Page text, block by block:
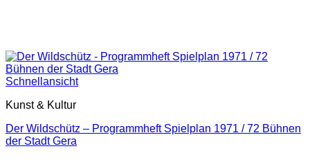
Schnellansicht
Kunst & Kultur
Der Wildschütz – Programmheft Spielplan 1971 / 72 Bühnen
der Stadt Gera